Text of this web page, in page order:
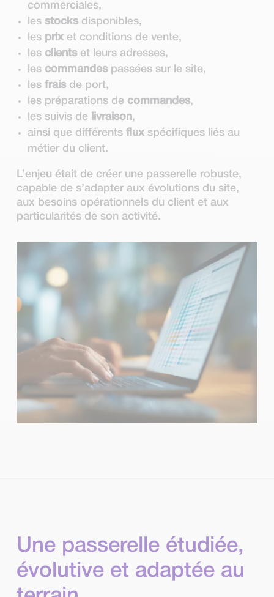
commerciales,
les stocksdisponibles,
les prixet conditions de vente,
les clientset leurs adresses,
les commandespassées sur le site,
les fraisde port,
les préparations de commandes,
les suivis de
livraison,
ainsi que différents fluxspécifiques liés au
métier du client.
L’enjeu était de créer une passerelle robuste,
capable de s’adapter aux évolutions du site,
aux besoins opérationnels du client et aux
particularités de son activité.
Une passerelle étudiée,
évolutive et adaptée au